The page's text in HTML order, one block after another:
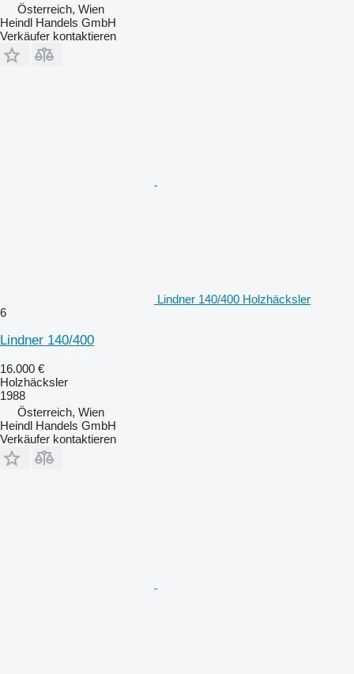
Österreich, Wien
Heindl Handels GmbH
Verkäufer kontaktieren
Lindner 140/400 Holzhäcksler
6
Lindner 140/400
16.000 €
Holzhäcksler
1988
Österreich, Wien
Heindl Handels GmbH
Verkäufer kontaktieren